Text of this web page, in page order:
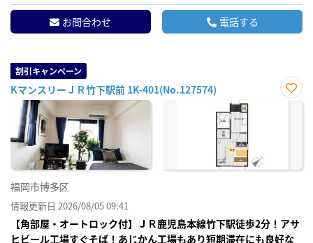
お問合わせ 電話する
割引キャンペーン
KマンスリーＪＲ竹下駅前 1K-401(No.127574)
お気
福岡市博多区
情報更新日 2026/08/05 09:41
【角部屋・オートロック付】ＪＲ鹿児島本線竹下駅徒歩2分！アサ
ヒビール工場すぐそば！あじかん工場もあり短期滞在にも良好な